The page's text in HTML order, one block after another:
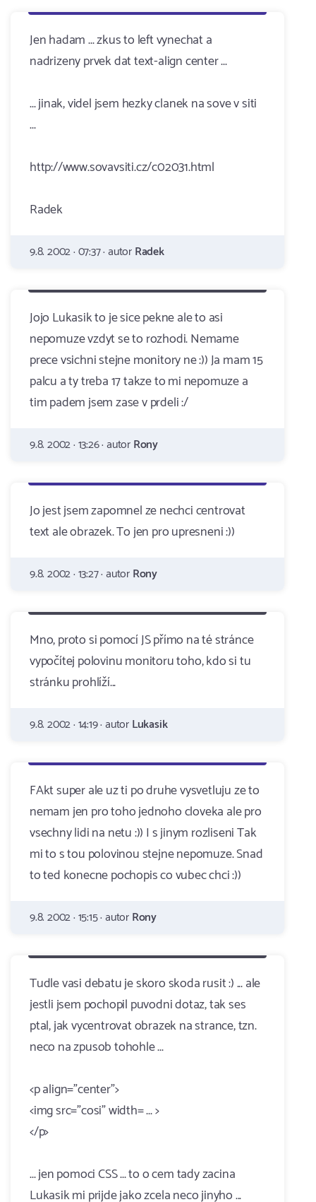
Jen hadam ... zkus to left vynechat a
nadrizeny prvek dat text-align center ...
... jinak, videl jsem hezky clanek na sove v siti
...
http://www.sovavsiti.cz/c02031.html
Radek
9.8. 2002 · 07:37 · autorRadek
Jojo Lukasik to je sice pekne ale to asi
nepomuze vzdyt se to rozhodi. Nemame
prece vsichni stejne monitory ne :)) Ja mam 15
palcu a ty treba 17 takze to mi nepomuze a
tim padem jsem zase v prdeli :/
9.8. 2002 · 13:26 · autorRony
Jo jest jsem zapomnel ze nechci centrovat
text ale obrazek. To jen pro upresneni :))
9.8. 2002 · 13:27 · autorRony
Mno, proto si pomocí JS přímo na té stránce
vypočítej polovinu monitoru toho, kdo si tu
stránku prohlíží...
9.8. 2002 · 14:19 · autorLukasik
FAkt super ale uz ti po druhe vysvetluju ze to
nemam jen pro toho jednoho cloveka ale pro
vsechny lidi na netu :)) I s jinym rozliseni Tak
mi to s tou polovinou stejne nepomuze. Snad
to ted konecne pochopis co vubec chci :))
9.8. 2002 · 15:15 · autorRony
Tudle vasi debatu je skoro skoda rusit :) ... ale
jestli jsem pochopil puvodni dotaz, tak ses
ptal, jak vycentrovat obrazek na strance, tzn.
neco na zpusob tohohle ...
<p align="center">
<img src="cosi" width= ... >
</p>
... jen pomoci CSS ... to o cem tady zacina
Lukasik mi prijde jako zcela neco jinyho ...